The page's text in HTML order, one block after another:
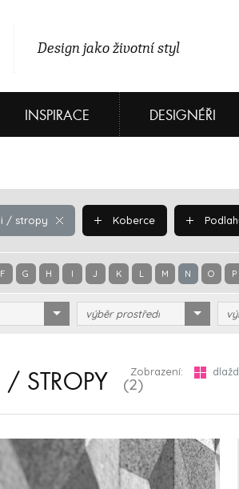
Design jako životní styl
INSPIRACE DESIGNÉŘI
/ stropy Koberce
F G H I J K L M N O P
výběr prostředí
STROPY (2)
Zobrazení: